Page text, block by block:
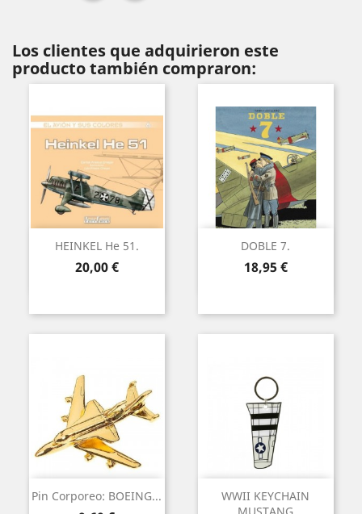
Los clientes que adquirieron este
producto también compraron:
HEINKEL He 51.
Precio
20,00 €
DOBLE 7.
Precio
18,95 €
Pin Corporeo: BOEING...
WWII KEYCHAIN